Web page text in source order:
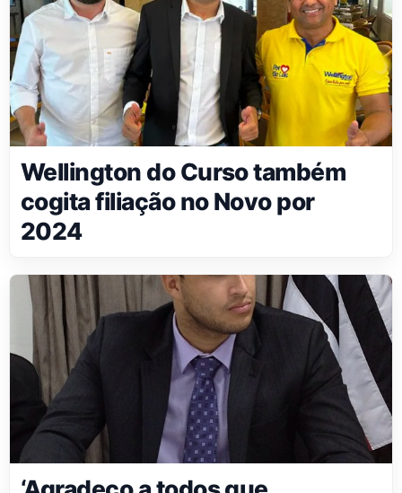
Wellington do Curso também
cogita filiação no Novo por
2024